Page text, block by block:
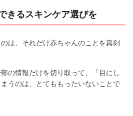
きるスキンケア選びを
は、それだけ赤ちゃんのことを真剣
の情報だけを切り取って、「目にし
うのは、とてももったいないことで